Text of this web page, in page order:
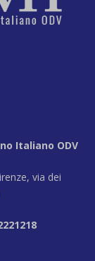
Italiano ODV
via dei